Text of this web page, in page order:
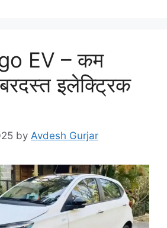
EV – कम
इलेक्ट्रिक
by Avdesh Gurjar